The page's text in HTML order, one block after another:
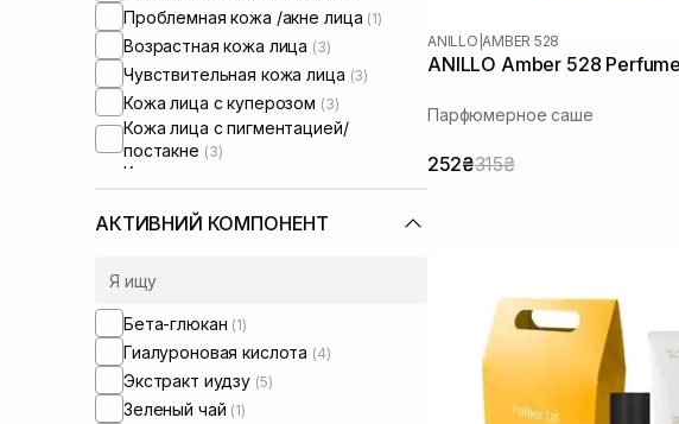
Проблемная кожа /акне лица (1)
Возрастная кожа лица (3)
Чувствительная кожа лица (3)
Кожа лица с куперозом (3)
Кожа лица с пигментацией/
постакне (3)
Кожа лица с расширенными порами
Кожа лица с нарушенным
микробиомом
АКТИВНИЙ КОМПОНЕНТ
Бета-глюкан (1)
Гиалуроновая кислота (4)
Экстракт иудзу (5)
Зеленый чай (1)
ANILLO AMBER 528
ANILLO Amber 528
Парфюмерное саше
252₴315₴